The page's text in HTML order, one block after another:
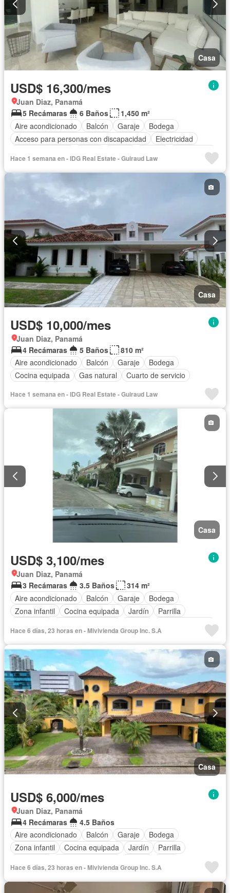
Casa
USD$ 16,300/mes
Juan Diaz, Panamá
5 Recámaras
6 Baños
1,450 m²
Aire acondicionado
Balcón Garaje
Bodega
Acceso para personas con discapacidad
Electricidad
Gas natural
Seguridad
Cuarto de servicio Piscina
Cancha de tenis
Hace 1 semana en - IDG Real Estate - Guiraud Law
Casa
USD$ 10,000/mes
Juan Diaz, Panamá
4 Recámaras
5 Baños
810 m²
Aire acondicionado
Balcón Garaje
Bodega
Cocina equipada
Gas natural Cuarto de servicio
Hace 1 semana en - IDG Real Estate - Guiraud Law
Casa
USD$ 3,100/mes
Juan Diaz, Panamá
3 Recámaras
3.5 Baños
314 m²
Aire acondicionado
Balcón Garaje
Bodega
Zona infantil
Cocina equipada Jardín
Parrilla
Cancha de tenis
Patio
Hace 6 días, 23 horas en - Mivivienda Group Inc. S.A
Casa
USD$ 6,000/mes
Juan Diaz, Panamá
4 Recámaras
4.5 Baños
Aire acondicionado
Balcón Garaje
Bodega
Zona infantil
Cocina equipada Jardín
Parrilla
Hace 6 días, 23 horas en - Mivivienda Group Inc. S.A